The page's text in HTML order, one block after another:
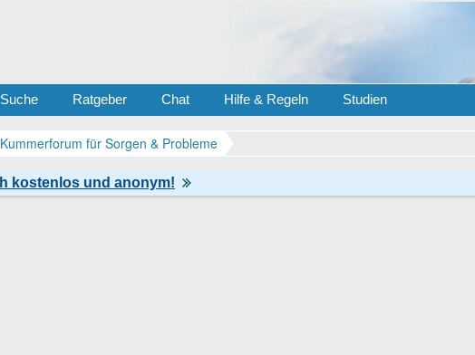
Suche Ratgeber Chat Hilfe & Regeln Studien
Kummerforum für Sorgen & Probleme